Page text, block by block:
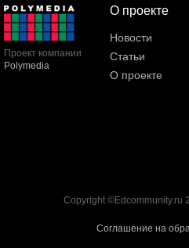
Проект компании
Polymedia
О проекте
Новости
Статьи
О проекте
Copyright ©Edcommunity.ru
Соглашение на